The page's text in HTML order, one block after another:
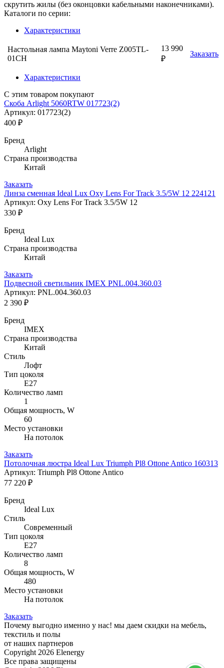
скрутить жилы (без оконцовки кабельными наконечниками).
Каталоги по серии:
Характеристики
Настольная лампа Maytoni Verre Z005TL-
01CH
13 990
₽
Заказать
Характеристики
С этим товаром покупают
Скоба Arlight 5060RTW 017723(2)
Артикул: 017723(2)
400 ₽
Бренд
Arlight
Страна производства
Китай
Заказать
Линза сменная Ideal Lux Oxy Lens For Track 3.5/5W 12 224121
Артикул: Oxy Lens For Track 3.5/5W 12
330 ₽
Бренд
Ideal Lux
Страна производства
Китай
Заказать
Подвесной светильник IMEX PNL.004.360.03
Артикул: PNL.004.360.03
2 390 ₽
Бренд
IMEX
Страна производства
Китай
Стиль
Лофт
Тип цоколя
E27
Количество ламп
1
Общая мощность, W
60
Место установки
На потолок
Заказать
Потолочная люстра Ideal Lux Triumph Pl8 Ottone Antico 160313
Артикул: Triumph Pl8 Ottone Antico
77 220 ₽
Бренд
Ideal Lux
Стиль
Современный
Тип цоколя
E27
Количество ламп
8
Общая мощность, W
480
Место установки
На потолок
Заказать
Почему выгодно именно у нас! мы даем скидки на мебель,
текстиль и полы
от наших партнеров
Copyright 2026 Elenergy
Все права защищены